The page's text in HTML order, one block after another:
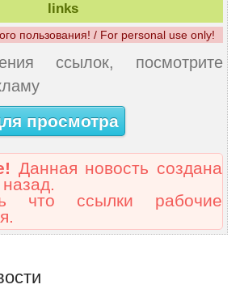
links
пользования! / For personal use only!
ссылок, посмотрите
просмотра
Данная новость создана
что ссылки рабочие